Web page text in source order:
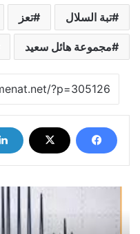
تبة السلال تعز
مجموعة هائل سعيد